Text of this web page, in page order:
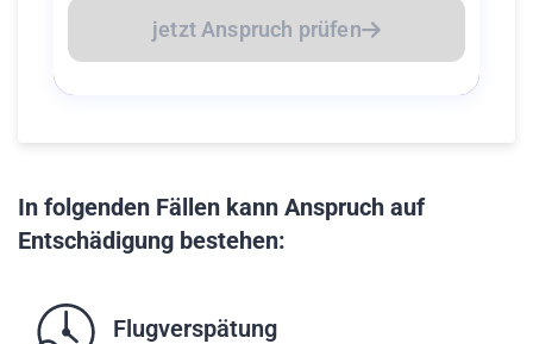
jetzt Anspruch prüfen
In folgenden Fällen kann Anspruch auf
Entschädigung bestehen:
Flugverspätung